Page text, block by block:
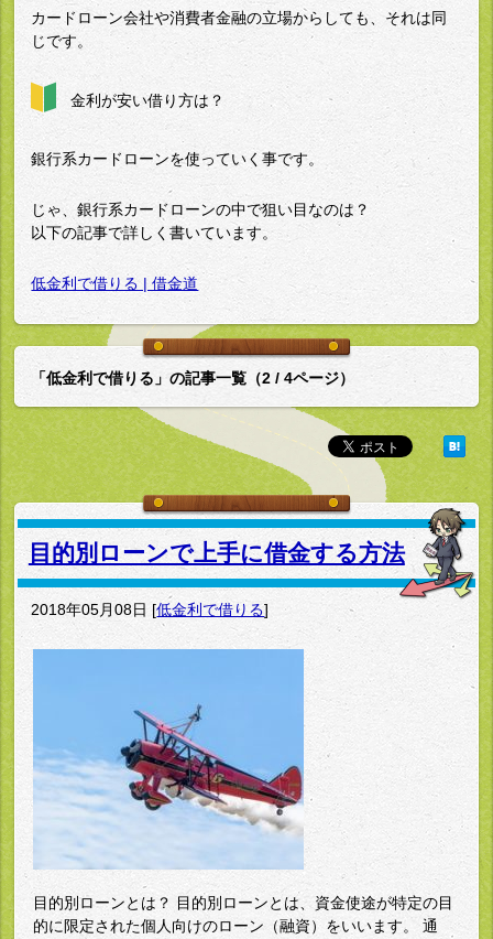
カードローン会社や消費者金融の立場からしても、それは同
じです。
金利が安い借り方は？
銀行系カードローンを使っていく事です。
じゃ、銀行系カードローンの中で狙い目なのは？
以下の記事で詳しく書いています。
低金利で借りる | 借金道
「低金利で借りる」の記事一覧（2 / 4ページ）
目的別ローンで上手に借金する方法
2018年05月08日 [低金利で借りる]
目的別ローンとは？ 目的別ローンとは、資金使途が特定の目
的に限定された個人向けのローン（融資）をいいます。 通